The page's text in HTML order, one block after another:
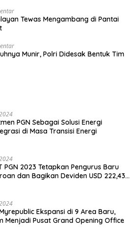
Tewas Mengambang di Pantai
Munir, Polri Didesak Bentuk Tim
PGN Sebagai Solusi Energi
di Masa Transisi Energi
PGN 2023 Tetapkan Pengurus Baru
dan Bagikan Deviden USD 222,43
Ekspansi di 9 Area Baru,
Menjadi Pusat Grand Opening Office